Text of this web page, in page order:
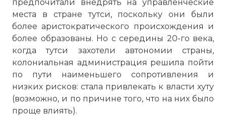
предпочитали внедрять на управленческие
места в стране тутси, поскольку они были
более аристократического происхождения и
более образованы. Но с середины 20-го века,
когда тутси захотели автономии страны,
колониальная администрация решила пойти
по пути наименьшего сопротивления и
низких рисков: стала привлекать к власти хуту
(возможно, и по причине того, что на них было
проще влиять).